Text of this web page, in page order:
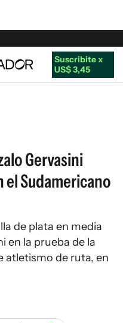
Suscribite x
US$ 3,45
Gervasini
el Sudamericano
de plata en media
en la prueba de la
atletismo de ruta, en